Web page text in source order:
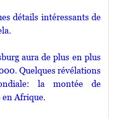
détails intéressants de
aura de plus en plus
Quelques révélations
la montée de
en Afrique.